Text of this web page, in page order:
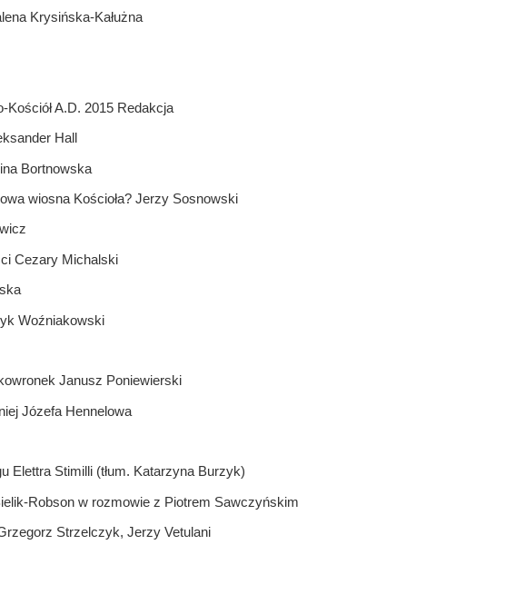
Krysińska-Kałużna
A.D. 2015 Redakcja
Hall
Bortnowska
wiosna Kościoła? Jerzy Sosnowski
Cezary Michalski
Woźniakowski
Janusz Poniewierski
Józefa Hennelowa
Elettra Stimilli (tłum. Katarzyna Burzyk)
Robson w rozmowie z Piotrem Sawczyńskim
Strzelczyk, Jerzy Vetulani